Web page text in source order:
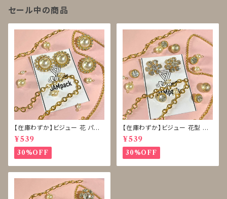
セール中の商品
【在庫わずか】ビジュー 花 パー
ル ボタン 再販なし
¥539
30%OFF
【在庫わずか】ビジュー 花型 雪
型 ボタン 再販なし
¥539
30%OFF